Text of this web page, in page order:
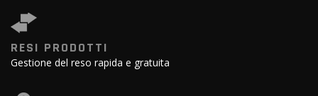
RESI PRODOTTI
Gestione del reso rapida e gratuita